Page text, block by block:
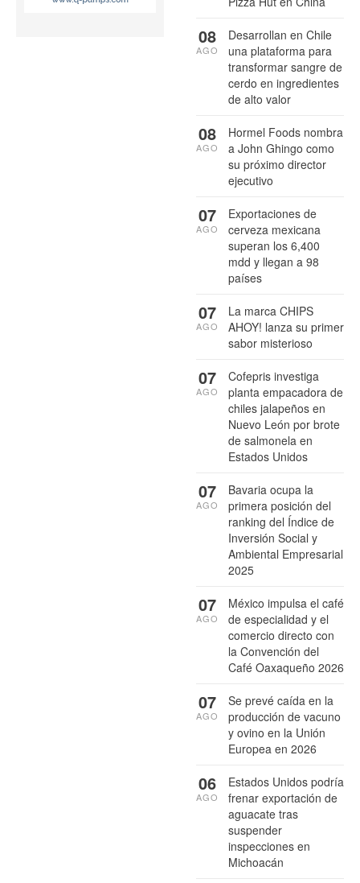
Desarrollan en Chile
una plataforma para
transformar sangre de
cerdo en ingredientes
de alto valor
08
AGO
Hormel Foods nombra
a John Ghingo como
su próximo director
ejecutivo
08
AGO
Exportaciones de
cerveza mexicana
superan los 6,400
mdd y llegan a 98
países
07
AGO
La marca CHIPS
AHOY! lanza su primer
sabor misterioso
07
AGO
Cofepris investiga
planta empacadora de
chiles jalapeños en
Nuevo León por brote
de salmonela en
Estados Unidos
07
AGO
Bavaria ocupa la
primera posición del
ranking del Índice de
Inversión Social y
Ambiental Empresarial
2025
07
AGO
México impulsa el café
de especialidad y el
comercio directo con
la Convención del
Café Oaxaqueño 2026
07
AGO
Se prevé caída en la
producción de vacuno
y ovino en la Unión
Europea en 2026
07
AGO
Estados Unidos podría
frenar exportación de
aguacate tras
suspender
inspecciones en
Michoacán
06
AGO